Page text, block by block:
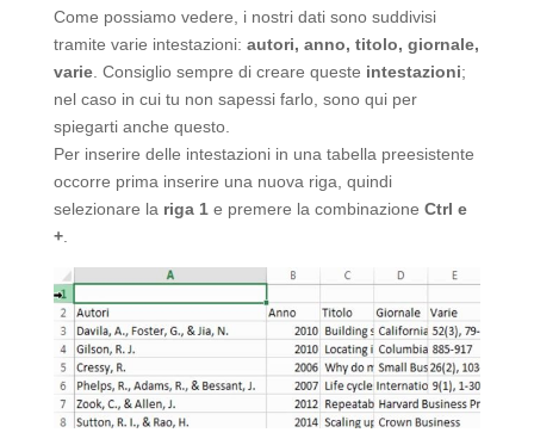
Come possiamo vedere, i nostri dati sono suddivisi
tramite varie intestazioni: autori, anno, titolo, giornale,
varie. Consiglio sempre di creare queste intestazioni;
nel caso in cui tu non sapessi farlo, sono qui per
spiegarti anche questo.
Per inserire delle intestazioni in una tabella preesistente
occorre prima inserire una nuova riga, quindi
selezionare la riga 1 e premere la combinazione Ctrl e
+.